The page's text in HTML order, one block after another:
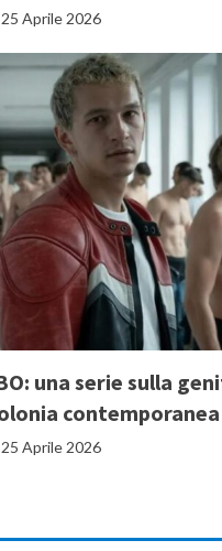
25 Aprile 2026
una serie sulla
contemporanea
25 Aprile 2026